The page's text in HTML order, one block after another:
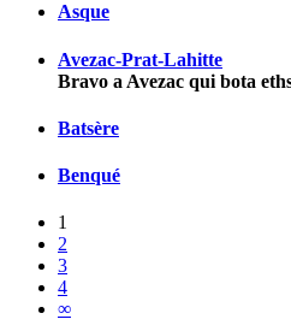
Asque
Avezac-Prat-Lahitte
Bravo a Avezac qui bota
Batsère
Benqué
1
2
3
4
∞